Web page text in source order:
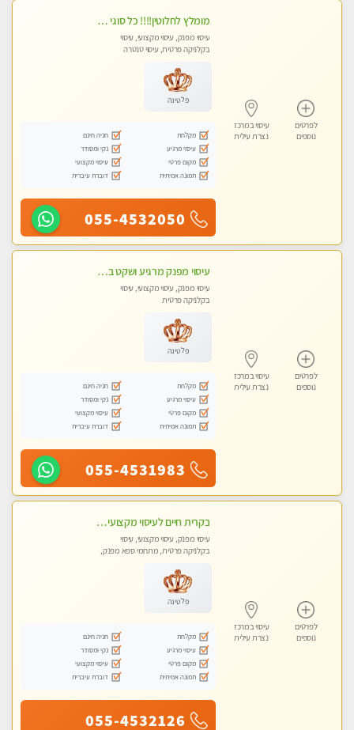
לפרטים
נוספים
עיסוי במרכז
נצרת עילית
מומלץ לחלוטין!!!! כל סוגי העיסויים מעסה מקצועית ואיכותית פרטי!!!
עיסוי מפנק, עיסוי מקצועי, עיסוי
בקלניקה פרטית, עיסוי טנטרה
פלטינה
מקלחת
חניה חינם
עיסוי מרגיע
נקי ומסודר
מקום פרטי
עיסוי מקצועי
תמונה אמיתית
דוברת עיברית
055-4532050
לפרטים
נוספים
עיסוי במרכז
נצרת עילית
עיסוי מפנק מרגיע ושקט במקום מדהים עיסוי מושקע מאוד לכל שרירי הגוף...מומלץ!! פרטי !!+ לזוגות
עיסוי מפנק, עיסוי מקצועי, עיסוי
בקלניקה פרטית
פלטינה
מקלחת
חניה חינם
עיסוי מרגיע
נקי ומסודר
מקום פרטי
עיסוי מקצועי
תמונה אמיתית
דוברת עיברית
055-4531983
לפרטים
נוספים
עיסוי במרכז
נצרת עילית
בקרית חיים לעיסוי מקצועי ואיכותי מומלץ
עיסוי מפנק, עיסוי מקצועי, עיסוי
בקלניקה פרטית, מתחמי ספא מפנק,
פלטינה
מקלחת
חניה חינם
עיסוי מרגיע
נקי ומסודר
מקום פרטי
עיסוי מקצועי
תמונה אמיתית
דוברת עיברית
055-4532126